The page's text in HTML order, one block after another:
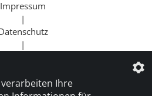
Impressum
|
|
Beratung
Ihre